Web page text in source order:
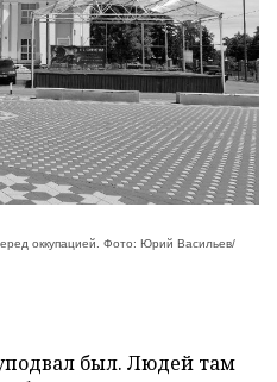
оккупацией. Фото: Юрий Васильев/
был. Людей там